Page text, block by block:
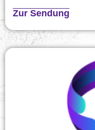
Zur Sendung